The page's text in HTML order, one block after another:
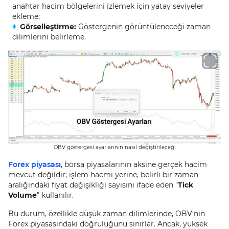
anahtar hacim bölgelerini izlemek için yatay seviyeler
ekleme;
Görselleştirme: Göstergenin görüntüleneceği zaman
dilimlerini belirleme.
OBV göstergesi ayarlarının nasıl değiştirileceği
Forex piyasası, borsa piyasalarının aksine gerçek hacim
mevcut değildir; işlem hacmi yerine, belirli bir zaman
aralığındaki fiyat değişikliği sayısını ifade eden "Tick
Volume" kullanılır.
Bu durum, özellikle düşük zaman dilimlerinde, OBV’nin
Forex piyasasındaki doğruluğunu sınırlar. Ancak, yüksek